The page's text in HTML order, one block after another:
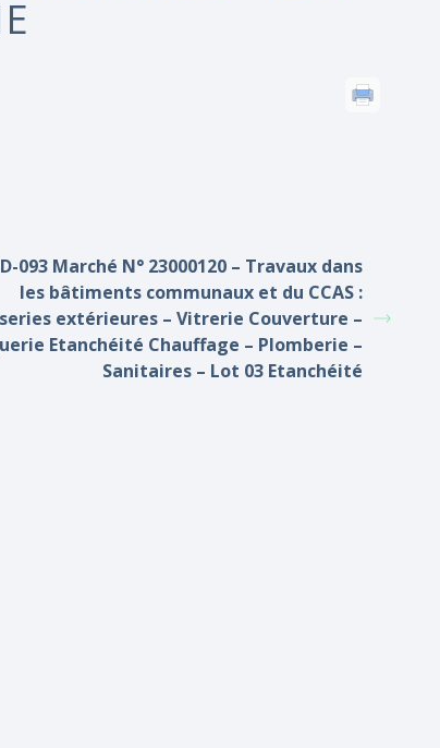
093 Marché N° 23000120 – Travaux dans
les bâtiments communaux et du CCAS :
extérieures – Vitrerie Couverture –
Etanchéité Chauffage – Plomberie –
Sanitaires – Lot 03 Etanchéité